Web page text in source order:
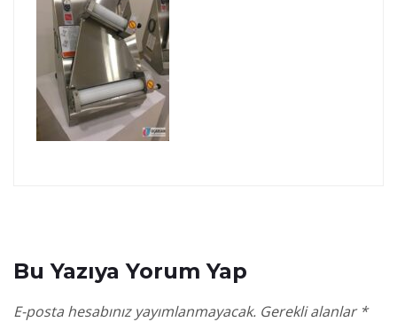
Bu Yazıya Yorum Yap
E-posta hesabınız yayımlanmayacak. Gerekli alanlar *